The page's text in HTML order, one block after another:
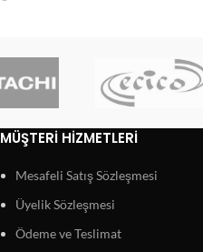
MÜŞTERI HIZMETLERI
Mesafeli Satış Sözleşmesi
Üyelik Sözleşmesi
Ödeme ve Teslimat